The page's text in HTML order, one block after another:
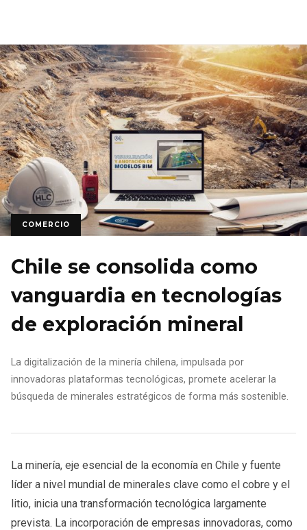
COMERCIO
Chile se consolida como
vanguardia en tecnologías
de exploración mineral
La digitalización de la minería chilena, impulsada por
innovadoras plataformas tecnológicas, promete acelerar la
búsqueda de minerales estratégicos de forma más sostenible.
La minería, eje esencial de la economía en Chile y fuente
líder a nivel mundial de minerales clave como el cobre y el
litio, inicia una transformación tecnológica largamente
prevista. La incorporación de empresas innovadoras, como